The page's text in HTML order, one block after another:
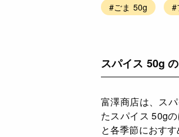
#ごま 50g
#
スパイス 50g
富澤商店は、ス
たスパイス 50g
と各季節におす